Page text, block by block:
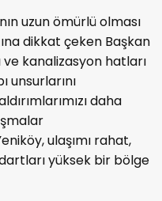
uzun ömürlü olması
dikkat çeken Başkan
ve kanalizasyon hatları
unsurlarını
daha
ulaşımı rahat,
yüksek bir bölge